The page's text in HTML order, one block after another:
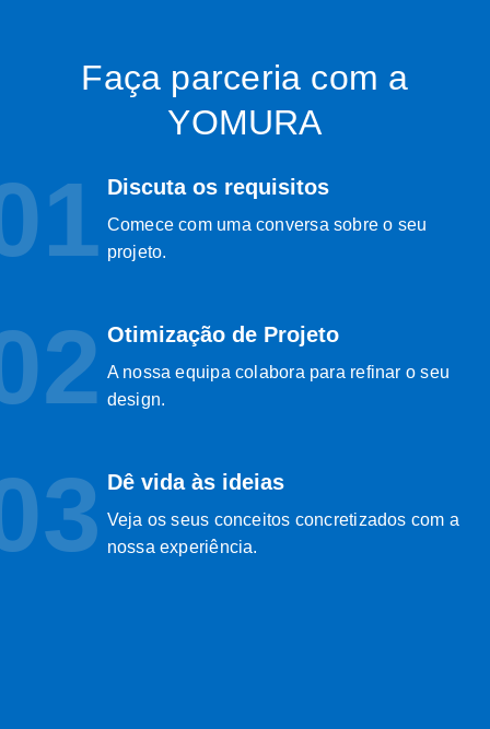
Faça parceria com a
YOMURA
Discuta os requisitos
Comece com uma conversa sobre o seu
projeto.
Otimização de Projeto
A nossa equipa colabora para refinar o seu
design.
Dê vida às ideias
Veja os seus conceitos concretizados com a
nossa experiência.